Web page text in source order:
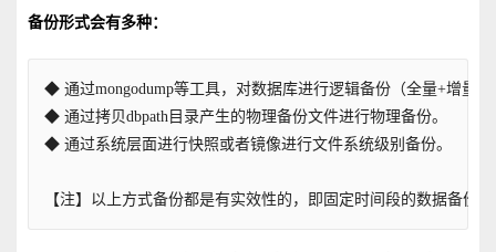
备份形式会有多种：
◆ 通过mongodump等工具，对数据库进行逻辑备份（全量+增量）
◆ 通过拷贝dbpath目录产生的物理备份文件进行物理备份。
◆ 通过系统层面进行快照或者镜像进行文件系统级别备份。
【注】以上方式备份都是有实效性的，即固定时间段的数据备份